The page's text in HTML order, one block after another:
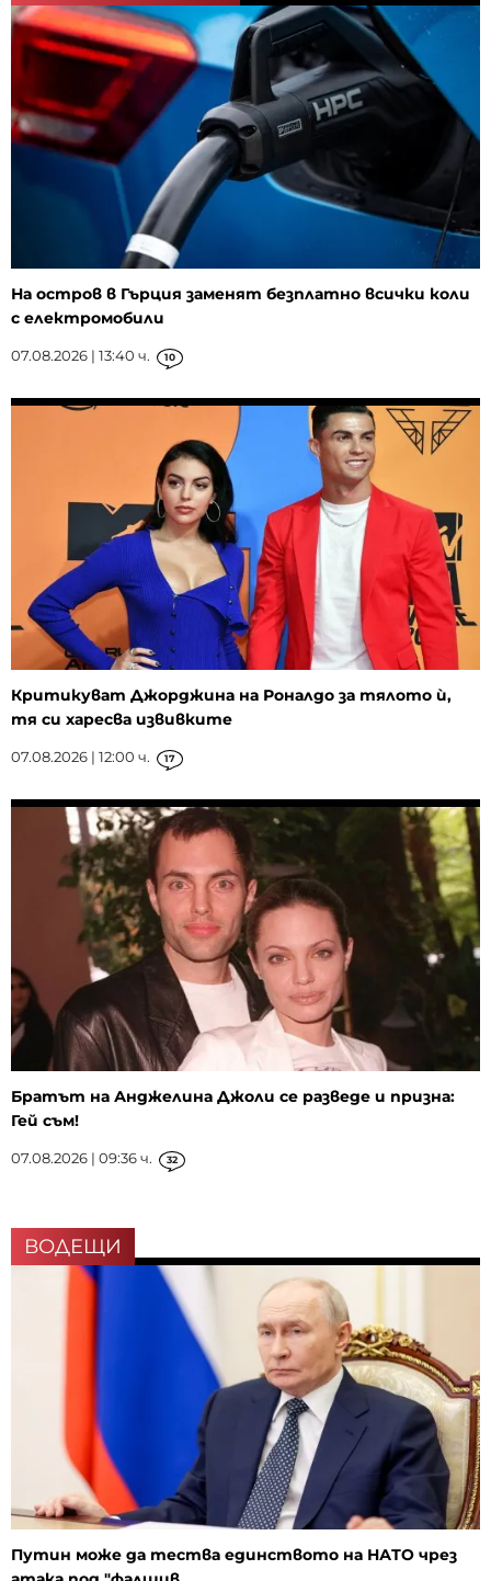
На остров в Гърция заменят безплатно всички коли
с електромобили
07.08.2026 | 13:40 ч. 10
Критикуват Джорджина на Роналдо за тялото ѝ,
тя си харесва извивките
07.08.2026 | 12:00 ч. 17
Братът на Анджелина Джоли се разведе и призна:
Гей съм!
07.08.2026 | 09:36 ч. 32
ВОДЕЩИ
Путин може да тества единството на НАТО чрез